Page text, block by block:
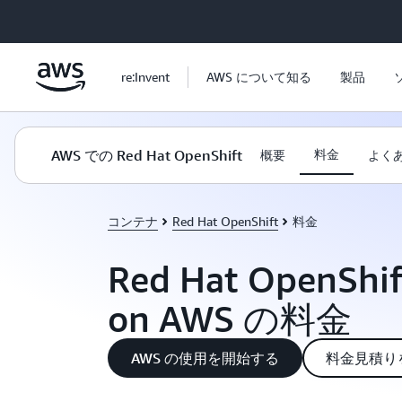
re:Invent AWS について知る 製品
AWS での Red Hat OpenShift 概要 料金 よく
コンテナ Red Hat OpenShift 料金
Red Hat
on AWS の料金
AWS の使用を開始する 料金見積り